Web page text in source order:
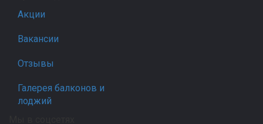
Акции
Вакансии
Отзывы
Галерея балконов и
лоджий